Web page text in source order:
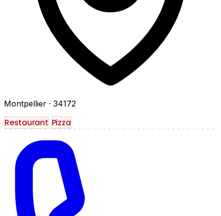
Montpellier · 34172
Restaurant Pizza